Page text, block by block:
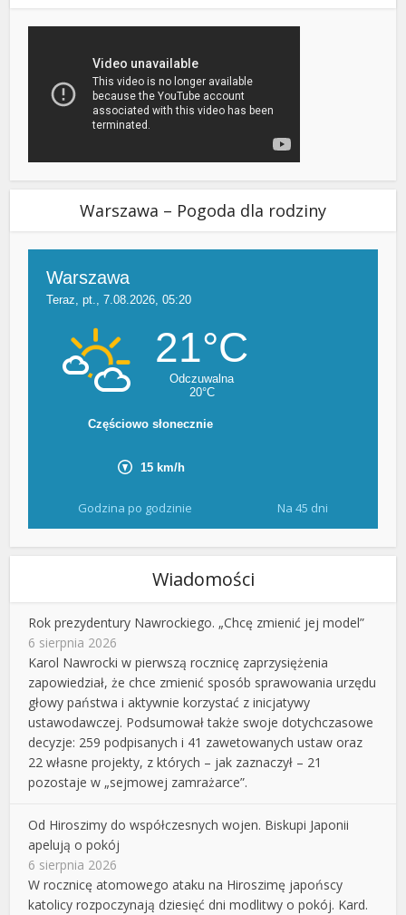
Warszawa – Pogoda dla rodziny
Godzina po godzinie Na 45 dni
Wiadomości
Rok prezydentury Nawrockiego. „Chcę zmienić jej model”
6 sierpnia 2026
Karol Nawrocki w pierwszą rocznicę zaprzysiężenia
zapowiedział, że chce zmienić sposób sprawowania urzędu
głowy państwa i aktywnie korzystać z inicjatywy
ustawodawczej. Podsumował także swoje dotychczasowe
decyzje: 259 podpisanych i 41 zawetowanych ustaw oraz
22 własne projekty, z których – jak zaznaczył – 21
pozostaje w „sejmowej zamrażarce”.
Od Hiroszimy do współczesnych wojen. Biskupi Japonii
apelują o pokój
6 sierpnia 2026
W rocznicę atomowego ataku na Hiroszimę japońscy
katolicy rozpoczynają dziesięć dni modlitwy o pokój. Kard.